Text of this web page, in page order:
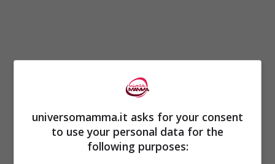
Il papà di Pippa vuole che tutti
velocità con cui si diffonde la sepsi.
Rovina la vostra vita, tutti incolpano se
universomamma.it asks for your consent
to use your personal data for the
following purposes: